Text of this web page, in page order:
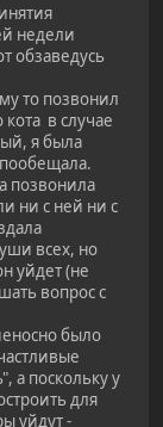
недели
обзаведусь
то позвонил
в случае
я была
позвонила
ни с ней ни с
всех, но
уйдет (не
вопрос с
было
а поскольку у
для
уйдут -